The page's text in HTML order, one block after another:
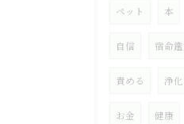
ペット 本
自信 宿命
責める 浄化
お金 健康